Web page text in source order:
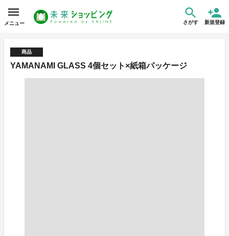
メニュー さがす 新規登録
商品
YAMANAMI GLASS 4個セット×紙箱パッケージ